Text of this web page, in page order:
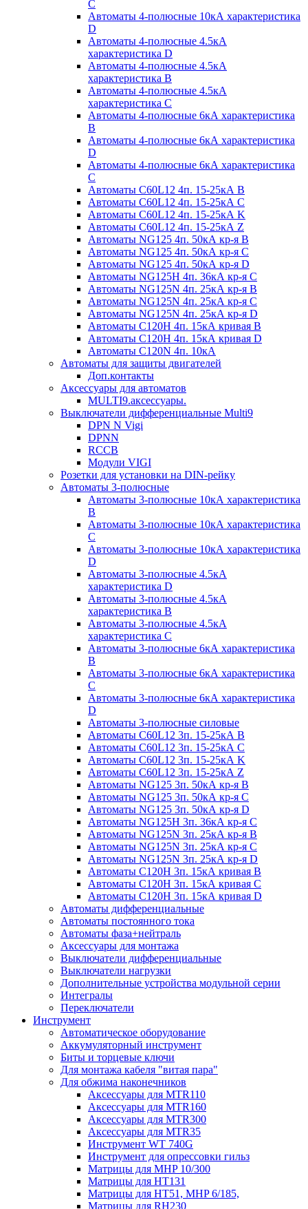
C
Автоматы 4-полюсные 10кА характеристика
D
Автоматы 4-полюсные 4.5кА
характеристика D
Автоматы 4-полюсные 4.5кА
характеристика В
Автоматы 4-полюсные 4.5кА
характеристика С
Автоматы 4-полюсные 6кА характеристика
B
Автоматы 4-полюсные 6кА характеристика
D
Автоматы 4-полюсные 6кА характеристика
С
Автоматы C60L12 4п. 15-25кА B
Автоматы C60L12 4п. 15-25кА C
Автоматы C60L12 4п. 15-25кА K
Автоматы C60L12 4п. 15-25кА Z
Автоматы NG125 4п. 50кА кр-я B
Автоматы NG125 4п. 50кА кр-я C
Автоматы NG125 4п. 50кА кр-я D
Автоматы NG125H 4п. 36кА кр-я C
Автоматы NG125N 4п. 25кА кр-я B
Автоматы NG125N 4п. 25кА кр-я C
Автоматы NG125N 4п. 25кА кр-я D
Автоматы С120H 4п. 15кА кривая B
Автоматы С120H 4п. 15кА кривая D
Автоматы С120N 4п. 10кА
Автоматы для защиты двигателей
Доп.контакты
Аксессуары для автоматов
MULTI9.аксессуары.
Выключатели дифференциальные Multi9
DPN N Vigi
DPNN
RCCB
Модули VIGI
Розетки для установки на DIN-рейку
Автоматы 3-полюсные
Автоматы 3-полюсные 10кА характеристика
B
Автоматы 3-полюсные 10кА характеристика
C
Автоматы 3-полюсные 10кА характеристика
D
Автоматы 3-полюсные 4.5кА
характеристика D
Автоматы 3-полюсные 4.5кА
характеристика В
Автоматы 3-полюсные 4.5кА
характеристика С
Автоматы 3-полюсные 6кА характеристика
B
Автоматы 3-полюсные 6кА характеристика
C
Автоматы 3-полюсные 6кА характеристика
D
Автоматы 3-полюсные силовые
Автоматы C60L12 3п. 15-25кА B
Автоматы C60L12 3п. 15-25кА C
Автоматы C60L12 3п. 15-25кА K
Автоматы C60L12 3п. 15-25кА Z
Автоматы NG125 3п. 50кА кр-я B
Автоматы NG125 3п. 50кА кр-я C
Автоматы NG125 3п. 50кА кр-я D
Автоматы NG125H 3п. 36кА кр-я C
Автоматы NG125N 3п. 25кА кр-я B
Автоматы NG125N 3п. 25кА кр-я C
Автоматы NG125N 3п. 25кА кр-я D
Автоматы С120Н 3п. 15кА кривая B
Автоматы С120Н 3п. 15кА кривая C
Автоматы С120Н 3п. 15кА кривая D
Автоматы дифференциальные
Автоматы постоянного тока
Автоматы фаза+нейтраль
Аксессуары для монтажа
Выключатели дифференциальные
Выключатели нагрузки
Дополнительные устройства модульной серии
Интегралы
Переключатели
Инструмент
Автоматическое оборудование
Аккумуляторный инструмент
Биты и торцевые ключи
Для монтажа кабеля "витая пара"
Для обжима наконечников
Аксессуары для MTR110
Аксессуары для MTR160
Аксессуары для MTR300
Аксессуары для MTR35
Инструмент WT 740G
Инструмент для опрессовки гильз
Матрицы для MHP 10/300
Матрицы для НТ131
Матрицы для НТ51, MHP 6/185,
Матрицы для RH230